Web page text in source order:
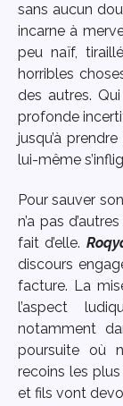
sans aucun
incarne à
peu naïf,
horribles
des autres.
profonde
jusqu’à
lui-même
Pour sauver
n’a pas
fait d’elle.
discours
facture. La
l’aspect
notamment
poursuite où
recoins les
et fils vont